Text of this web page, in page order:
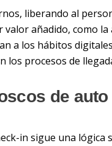
liberando al
añadido, como
a los hábitos
los procesos de
de
in sigue una lógica